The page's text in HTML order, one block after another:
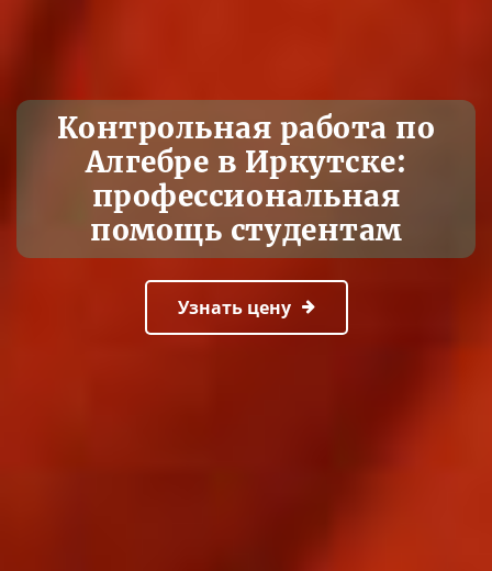
Контрольная работа по
Алгебре в Иркутске:
профессиональная
помощь студентам
Узнать цену